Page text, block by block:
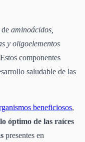
aminoácidos,
y oligoelementos
componentes
saludable de las
beneficiosos,
óptimo de las raíces
presentes en